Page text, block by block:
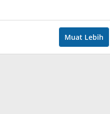
Muat Lebih